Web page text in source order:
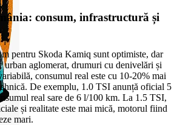
consum, infrastructură și
pentru Skoda Kamiq sunt optimiste, dar
urban aglomerat, drumuri cu denivelări și
consumul real este cu 10-20% mai
De exemplu, 1.0 TSI anunță oficial 5
real sare de 6 l/100 km. La 1.5 TSI,
și realitate este mai mică, motorul fiind
mari.